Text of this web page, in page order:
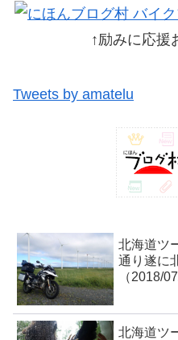
↑励みに応援
Tweets by amatelu
北海道ツ
通り遂に
（2018/
北海道ツ